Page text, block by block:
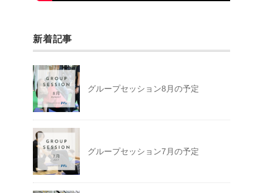
新着記事
グループセッション8月の予定
グループセッション7月の予定